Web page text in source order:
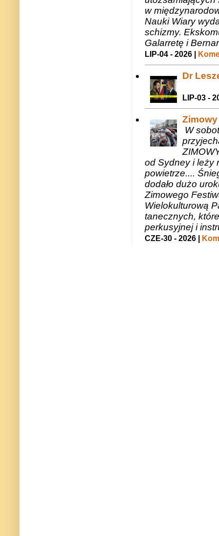
w
Nauki Wiary
schizmy.
Galarretę i
LIP-04 - 2026 |
Dr
LIP-03 -
W
od Sydney i leży
powietrze....
dodało dużo
Zimowego
Wielokulturową
tanecznych,
perkusyjnej i
CZE-30 - 2026 |